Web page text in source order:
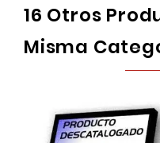
16 Otros
Misma